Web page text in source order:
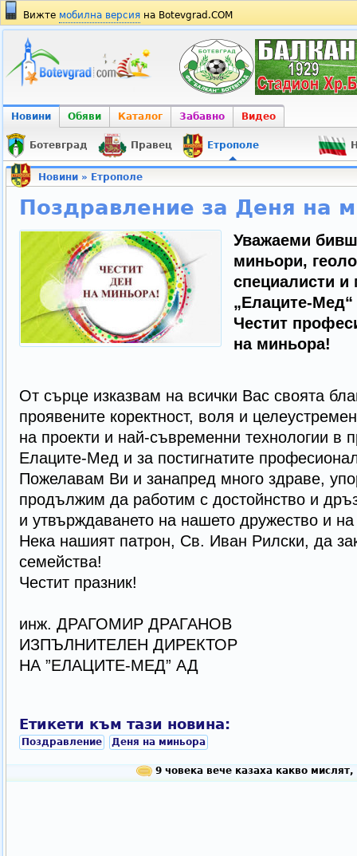
Вижте мобилна версия на Botevgrad.COM
Новини Обяви Каталог Забавно Видео
Ботевград Правец Етрополе
Новини» Етрополе
Поздравление за Деня на
Уважаеми
миньори,
специалисти
„Елаците-
Честит
на миньора!
От сърце изказвам на всички Вас своята
проявените коректност, воля и
на проекти и най-съвременни технологии в
Елаците-Мед и за постигнатите
Пожелавам Ви и занапред много здраве,
продължим да работим с достойнство и
и утвърждаването на нашето дружество и
Нека нашият патрон, Св. Иван Рилски, да
семейства!
Честит празник!
инж. ДРАГОМИР ДРАГАНОВ
ИЗПЪЛНИТЕЛЕН ДИРЕКТОР
НА ”ЕЛАЦИТЕ-МЕД” АД
Етикети към тази новина:
Поздравление Деня на миньора
9 човека вече казаха какво